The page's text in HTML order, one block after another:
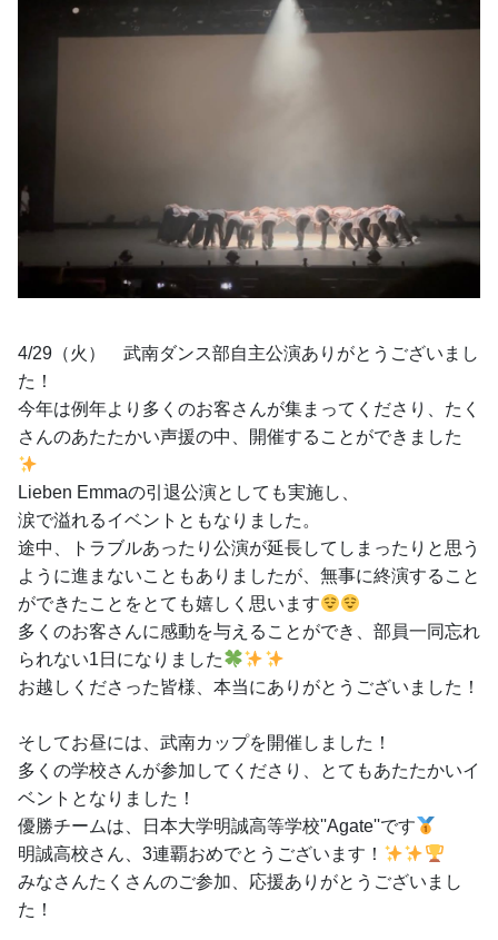
4/29（火）　武南ダンス部自主公演ありがとうございまし
た！
今年は例年より多くのお客さんが集まってくださり、たく
さんのあたたかい声援の中、開催することができました
Lieben Emmaの引退公演としても実施し、
涙で溢れるイベントともなりました。
途中、トラブルあったり公演が延長してしまったりと思う
ように進まないこともありましたが、無事に終演すること
ができたことをとても嬉しく思います
多くのお客さんに感動を与えることができ、部員一同忘れ
られない1日になりました
お越しくださった皆様、本当にありがとうございました！
そしてお昼には、武南カップを開催しました！
多くの学校さんが参加してくださり、とてもあたたかいイ
ベントとなりました！
優勝チームは、日本大学明誠高等学校''Agate''です
明誠高校さん、3連覇おめでとうございます！
みなさんたくさんのご参加、応援ありがとうございまし
た！